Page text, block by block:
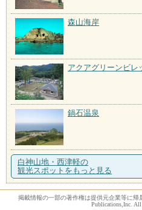
森山海岸
アクアグリーンビレ
鍋石温泉
白神山地・西津軽の
観光スポットをもっと見る
掲載情報の一部の著作権は提供元企業等に帰
Publications,Inc. All